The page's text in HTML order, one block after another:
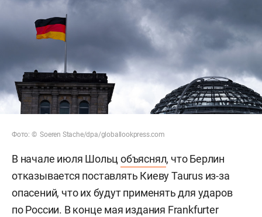
Фото: © Soeren Stache/dpa/globallookpress.com
В начале июля Шольцобъяснял, что Берлин
отказывается поставлять Киеву Taurus из-за
опасений, что их будут применять для ударов
по России. В конце мая издания Frankfurter